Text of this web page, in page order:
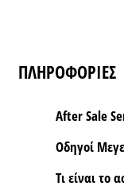
ΠΛΗΡΟΦΟΡΙΕΣ
After Sale
Οδηγοί
Τι είναι το